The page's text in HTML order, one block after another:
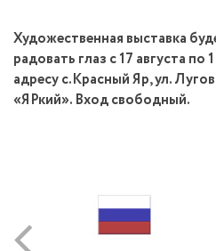
Художественная выставка
радовать глаз с 17 августа по
адресу с.Красный Яр, ул.
«ЯРкий». Вход свободный.